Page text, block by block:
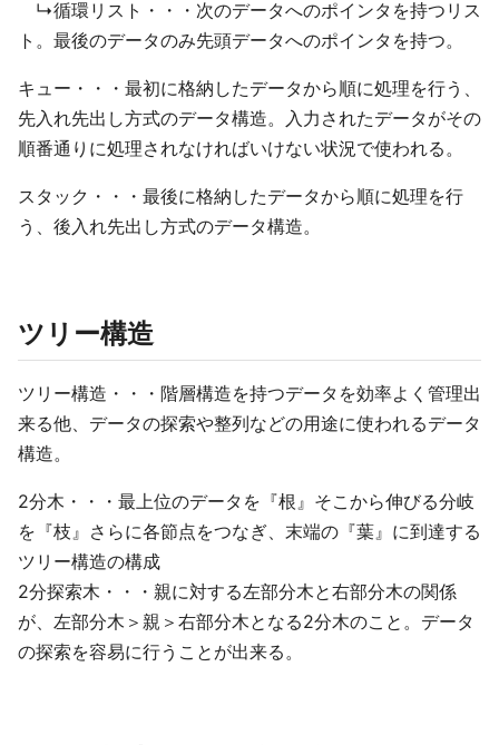
↳循環リスト・・・次のデータへのポインタを持つリス
ト。最後のデータのみ先頭データへのポインタを持つ。
キュー・・・最初に格納したデータから順に処理を行う、
先入れ先出し方式のデータ構造。入力されたデータがその
順番通りに処理されなければいけない状況で使われる。
スタック・・・最後に格納したデータから順に処理を行
う、後入れ先出し方式のデータ構造。
ツリー構造
ツリー構造・・・階層構造を持つデータを効率よく管理出
来る他、データの探索や整列などの用途に使われるデータ
構造。
2分木・・・最上位のデータを『根』そこから伸びる分岐
を『枝』さらに各節点をつなぎ、末端の『葉』に到達する
ツリー構造の構成
2分探索木・・・親に対する左部分木と右部分木の関係
が、左部分木＞親＞右部分木となる2分木のこと。データ
の探索を容易に行うことが出来る。